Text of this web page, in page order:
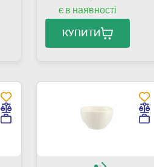
є в наявності
КУПИТИ